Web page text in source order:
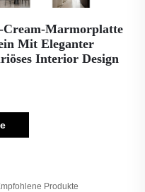
Marmorplatte
Mit Eleganter
Interior Design
Produkte